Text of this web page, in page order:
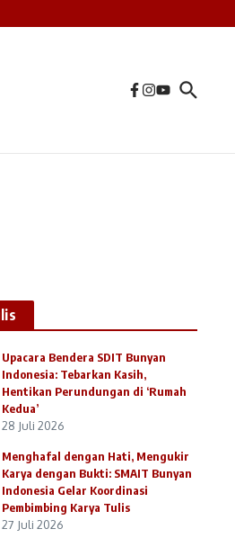
Upacara Bendera SDIT Bunyan
Indonesia: Tebarkan Kasih,
Hentikan Perundungan di ‘Rumah
Kedua’
28 Juli 2026
Menghafal dengan Hati, Mengukir
Karya dengan Bukti: SMAIT Bunyan
Indonesia Gelar Koordinasi
Pembimbing Karya Tulis
27 Juli 2026